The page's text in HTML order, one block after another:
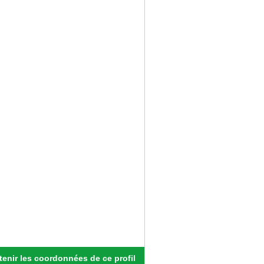
les coordonnées de ce profil